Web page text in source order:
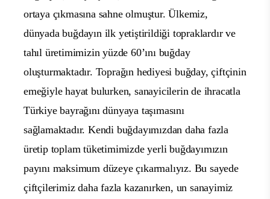
ortaya çıkmasına sahne olmuştur. Ülkemiz,
dünyada buğdayın ilk yetiştirildiği topraklardır ve
tahıl üretimimizin yüzde 60’ını buğday
oluşturmaktadır. Toprağın hediyesi buğday, çiftçinin
emeğiyle hayat bulurken, sanayicilerin de ihracatla
Türkiye bayrağını dünyaya taşımasını
sağlamaktadır. Kendi buğdayımızdan daha fazla
üretip toplam tüketimimizde yerli buğdayımızın
payını maksimum düzeye çıkarmalıyız. Bu sayede
çiftçilerimiz daha fazla kazanırken, un sanayimiz